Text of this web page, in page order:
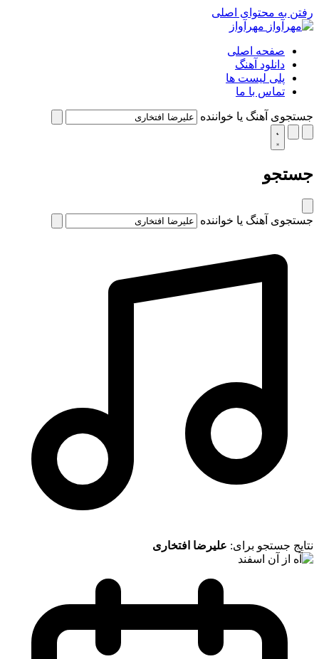
رفتن به محتوای اصلی
مهرآواز
صفحه اصلی
دانلود آهنگ
پلی لیست ها
تماس با ما
جستجوی آهنگ یا خواننده
جستجو
جستجوی آهنگ یا خواننده
نتایج جستجو برای: علیرضا افتخاری